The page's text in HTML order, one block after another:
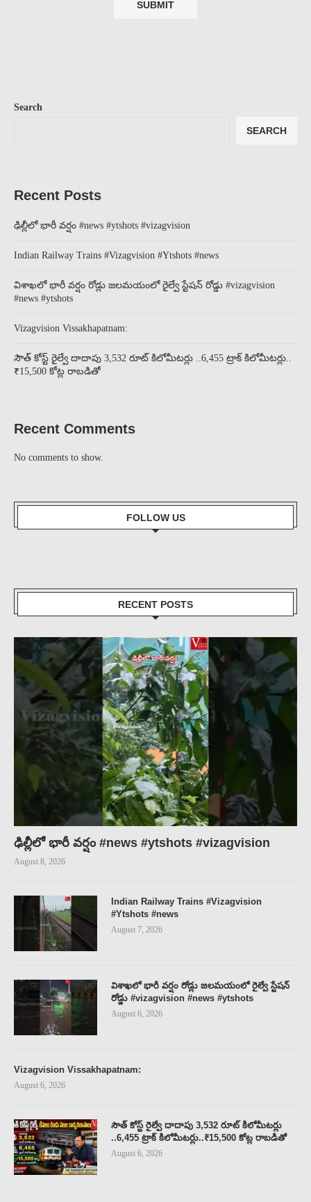
Search
SEARCH
Recent Posts
ఢిల్లీలో భారీ వర్షం #news #ytshots #vizagvision
Indian Railway Trains #Vizagvision #Ytshots #news
విశాఖలో భారీ వర్షం రోడ్లు జలమయంలో రైల్వే స్టేషన్ రోడ్డు #vizagvision
#news #ytshots
Vizagvision Vissakhapatnam:
సౌత్ కోస్ట్ రైల్వే దాదాపు 3,532 రూట్ కిలోమీటర్లు ..6,455 ట్రాక్ కిలోమీటర్లు..
₹15,500 కోట్ల రాబడితో
Recent Comments
No comments to show.
FOLLOW US
RECENT POSTS
ఢిల్లీలో భారీ వర్షం #news #ytshots #vizagvision
August 8, 2026
Indian Railway Trains #Vizagvision
#Ytshots #news
August 7, 2026
విశాఖలో భారీ వర్షం రోడ్లు జలమయంలో రైల్వే స్టేషన్
రోడ్డు #vizagvision #news #ytshots
August 6, 2026
Vizagvision Vissakhapatnam:
August 6, 2026
సౌత్ కోస్ట్ రైల్వే దాదాపు 3,532 రూట్ కిలోమీటర్లు
..6,455 ట్రాక్ కిలోమీటర్లు..₹15,500 కోట్ల రాబడితో
August 6, 2026